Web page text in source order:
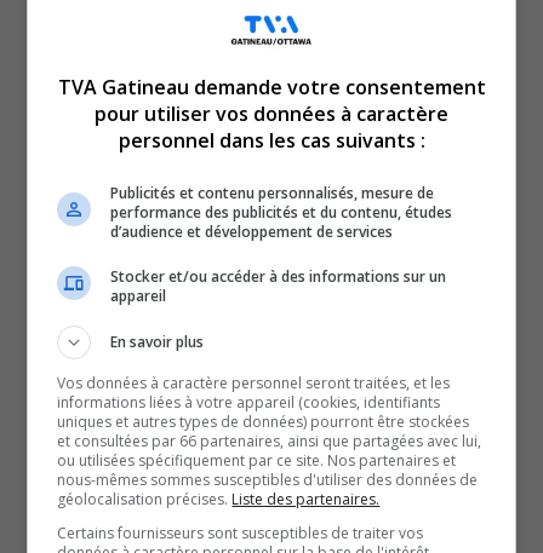
mission bien précise : aller à la rencontre des proches
connaître les services gratuits disponibles.
L’Outaouais, c’est notre dernière adresse. On veut
sensibiliser les gens à se reconnaître comme proches
aidants. Plusieurs se définissent d’abord comme
conjoints, parents ou amis, mais ils oublient qu’ils ont
aussi besoin de soutien
Directrice générale, OSPAOQ
Fondé il y a trois ans, l’organisme offre des outils
concrets pour prévenir l’épuisement, briser l’isolement et
faciliter la vie administrative des aidants.
Parmi les services : des groupes de soutien virtuels, des
rencontres individuelles et des groupes de deuil, afin
d’accompagner les proches même après la perte d’un
être cher.
TVA Gatineau demande votre consentement
pour utiliser vos données à caractère
personnel dans les cas suivants :
Publicités et contenu personnalisés, mesure de
performance des publicités et du contenu, études
d’audience et développement de services
Stocker et/ou accéder à des informations sur un
appareil
En savoir plus
Vos données à caractère personnel seront traitées, et les
informations liées à votre appareil (cookies, identifiants
uniques et autres types de données) pourront être stockées
et consultées par 66 partenaires, ainsi que partagées avec lui,
ou utilisées spécifiquement par ce site. Nos partenaires et
nous-mêmes sommes susceptibles d'utiliser des données de
géolocalisation précises. Liste des partenaires.
Certains fournisseurs sont susceptibles de traiter vos